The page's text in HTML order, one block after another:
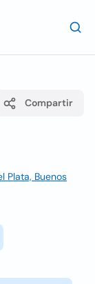
Compartir
Plata, Buenos